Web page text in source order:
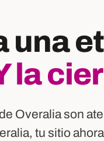
una
la
Overalia son
tu sitio